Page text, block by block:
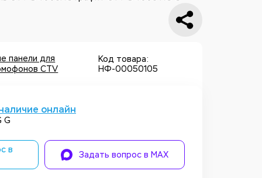
панели для
CTV
Код товара:
НФ-00050105
онлайн
G
в Задать вопрос в MAX